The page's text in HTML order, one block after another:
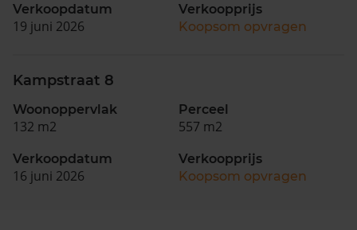
Verkoopdatum
19 juni 2026
Verkoopprijs
Koopsom opvragen
Kampstraat 8
Woonoppervlak
132 m2
Perceel
557 m2
Verkoopdatum
16 juni 2026
Verkoopprijs
Koopsom opvragen